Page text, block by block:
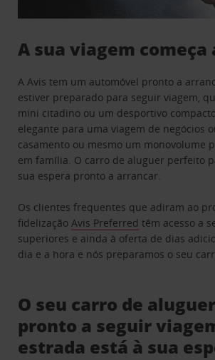
A sua viagem começa
A Avis tem um automóvel pronto a
estiver preparado para seguir viagem,
mini citadino ou um desportivo
elegante para uma viagem de negócios
casamento ou mesmo um monovolume
em família. O carro de aluguer perfeito
sua espera pronto a arrancar.
Os clientes frequentes que adiram ao
fidelizaçãoAvis Preferred têm acesso a
superiores e ainda à oferta de dias
dia e a hora e nós preparamos o seu
O seu carro de
pronto a seguir
estrada está à sua